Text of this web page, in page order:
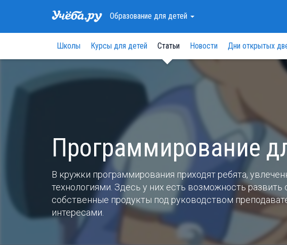
Образованиедля детей
Школы Курсы для детей Статьи Новости Дни открытых
Программирование
В кружки программирования приходят ребята,
технологиями. Здесь у них есть возможность
собственные продукты под руководством
интересами.